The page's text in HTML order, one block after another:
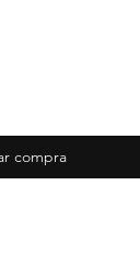
compra